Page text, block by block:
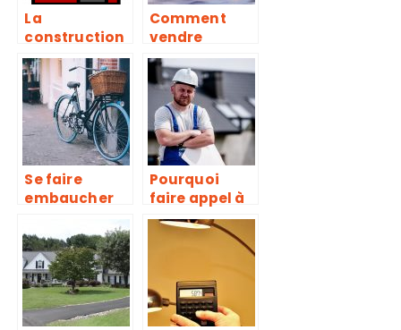
La
construction
de votre toit :
Ce qu’il ne
faut pas
oublier de
faire
Comment
vendre
correctement
sa maison ?
Se faire
embaucher
livreur de
repas
Pourquoi
faire appel à
un maçon
professionnel